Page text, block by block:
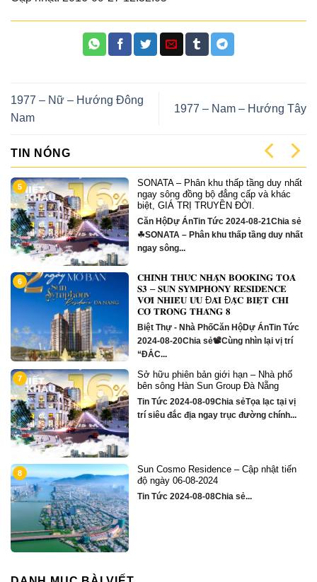
1977 – Nữ – Hướng Đông
Nam
1977 – Nam – Hướng Tây
TIN NÓNG
5
SONATA – Phân khu thấp tầng duy nhất
ngay sông đồng bộ đẳng cấp và khác
biệt, GIÁ TRỊ TRUYỀN ĐỜI.
Căn HộDự ÁnTin Tức 2024-08-21Chia sẻ
☘SONATA – Phân khu thấp tầng duy nhất
ngay sông...
6
𝐂𝐇𝐈́𝐍𝐇 𝐓𝐇𝐔̛́𝐂 𝐍𝐇𝐀̣̂𝐍 𝐁𝐎𝐎𝐊𝐈𝐍𝐆 𝐓𝐎𝐀̀
𝐒𝟑 – 𝐒𝐔𝐍 𝐒𝐘𝐌𝐏𝐇𝐎𝐍𝐘 𝐑𝐄𝐒𝐈𝐃𝐄𝐍𝐂𝐄
𝐕𝐎̛́𝐈 𝐍𝐇𝐈𝐄̂̀𝐔 𝐔̛𝐔 Đ𝐀̃𝐈 Đ𝐀̣̆𝐂 𝐁𝐈𝐄̣̂𝐓 𝐂𝐇𝐈̉
𝐂𝐎́ 𝐓𝐑𝐎𝐍𝐆 𝐓𝐇𝐀́𝐍𝐆 𝟖
Biệt Thự - Nhà PhốCăn HộDự ÁnTin Tức
2024-08-20Chia sẻ📽Cùng nhìn lại vị trí
“ĐẮC...
7
Sở hữu phiên bản giới hạn – Nhà phố
bên sông Hàn Sun Group Đà Nẵng
Tin Tức 2024-08-09Chia sẻTọa lạc tại vị
trí siêu đắc địa ngay trục đường chính...
8
Sun Cosmo Residence – Cập nhật tiến
độ ngày 06-08-2024
Tin Tức 2024-08-08Chia sẻ...